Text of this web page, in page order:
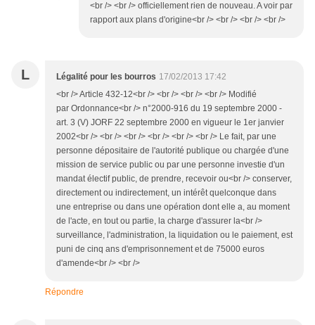
<br /> <br /> officiellement rien de nouveau. A voir par
rapport aux plans d'origine<br /> <br /> <br /> <br />
L Légalité pour les bourros 17/02/2013 17:42
<br /> Article 432-12<br /> <br /> <br /> <br /> Modifié
par Ordonnance<br /> n°2000-916 du 19 septembre 2000 -
art. 3 (V) JORF 22 septembre 2000 en vigueur le 1er janvier
2002<br /> <br /> <br /> <br /> <br /> <br /> Le fait, par une
personne dépositaire de l'autorité publique ou chargée d'une
mission de service public ou par une personne investie d'un
mandat électif public, de prendre, recevoir ou<br /> conserver,
directement ou indirectement, un intérêt quelconque dans
une entreprise ou dans une opération dont elle a, au moment
de l'acte, en tout ou partie, la charge d'assurer la<br />
surveillance, l'administration, la liquidation ou le paiement, est
puni de cinq ans d'emprisonnement et de 75000 euros
d'amende<br /> <br />
Répondre